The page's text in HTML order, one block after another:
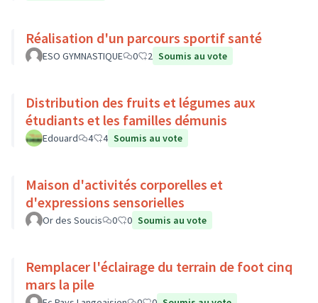
Réalisation d'un parcours sportif santé
ESO GYMNASTIQUE 0 2 Soumis au vote
Distribution des fruits et légumes aux
étudiants et les familles démunis
Edouard 4 4 Soumis au vote
Maison d'activités corporelles et
d'expressions sensorielles
Or des Soucis 0 0 Soumis au vote
Remplacer l'éclairage du terrain de foot cinq
mars la pile